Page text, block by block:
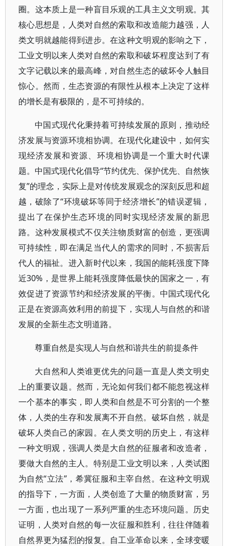
圈。这本质上是一种盲目乐观的工具主义文明观。其
核心思想是，人类对自然的索取和改造能力越强，人
类文明就越能得到进步。在这种文明观的影响之下，
工业文明以来人类对自然的索取和破坏程度达到了有
文字记载以来的最高峰，对自然生态的破坏令人触目
惊心。然而，生态资源的有限性从根本上决定了这样
的增长是有极限的，是不可持续的。
中国式现代化秉持着可持续发展的原则，推动经
济发展与资源环境相协调。在现代化建设中，如何实
现经济发展和资源、环境相协调是一个重大时代课
题。中国式现代化倡导“节约优先、保护优先、自然恢
复”的理念，实际上是对传统发展观念的深刻反思和超
越，破除了“环境破坏等同于经济增长”的错误逻辑，
提出了在保护生态环境的同时实现经济发展的新思
路。这种发展模式不仅关注物质财富的创造，更强调
可持续性，即在满足当代人的需求的同时，不损害后
代人的福祉。进入新时代以来，我国的能耗强度下降
近30%，是世界上能耗强度降低最快的国家之一，有
效促进了资源节约和经济发展的平衡。中国式现代化
正是在资源高效利用的前提下，实现人与自然的和谐
发展的全新生态文明道路。
尊重自然是实现人与自然和谐共生的前提条件
大自然和人类谁更优先的问题一直是人类文明史
上的重要议题。然而，无论如何我们都不能忽视这样
一个基本的事实，即人类和自然是不可分割的一个整
体，人类的生存和发展离不开自然。破坏自然，就是
破坏人类自己的家园。在人类文明的历史上，有这样
一种文明观，强调人类是大自然的征服者和改造者，
要做大自然的主人。特别是工业文明以来，人类试图
为自然“立法”，希冀征服和主宰自然。在这种文明观
的指导下，一方面，人类创造了大量的物质财富，另
一方面，也出现了一系列严重的生态环境问题。历史
证明，人类对自然的每一次征服和胜利，往往伴随着
自然界更为猛烈的报复。自工业革命以来，全球变暖